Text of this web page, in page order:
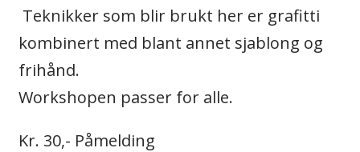
Teknikker som blir brukt her er grafitti
kombinert med blant annet sjablong og
frihånd.
Workshopen passer for alle.
Kr. 30,- Påmelding